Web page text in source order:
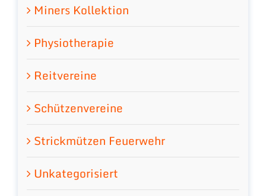
Miners Kollektion
Physiotherapie
Reitvereine
Schützenvereine
Strickmützen Feuerwehr
Unkategorisiert